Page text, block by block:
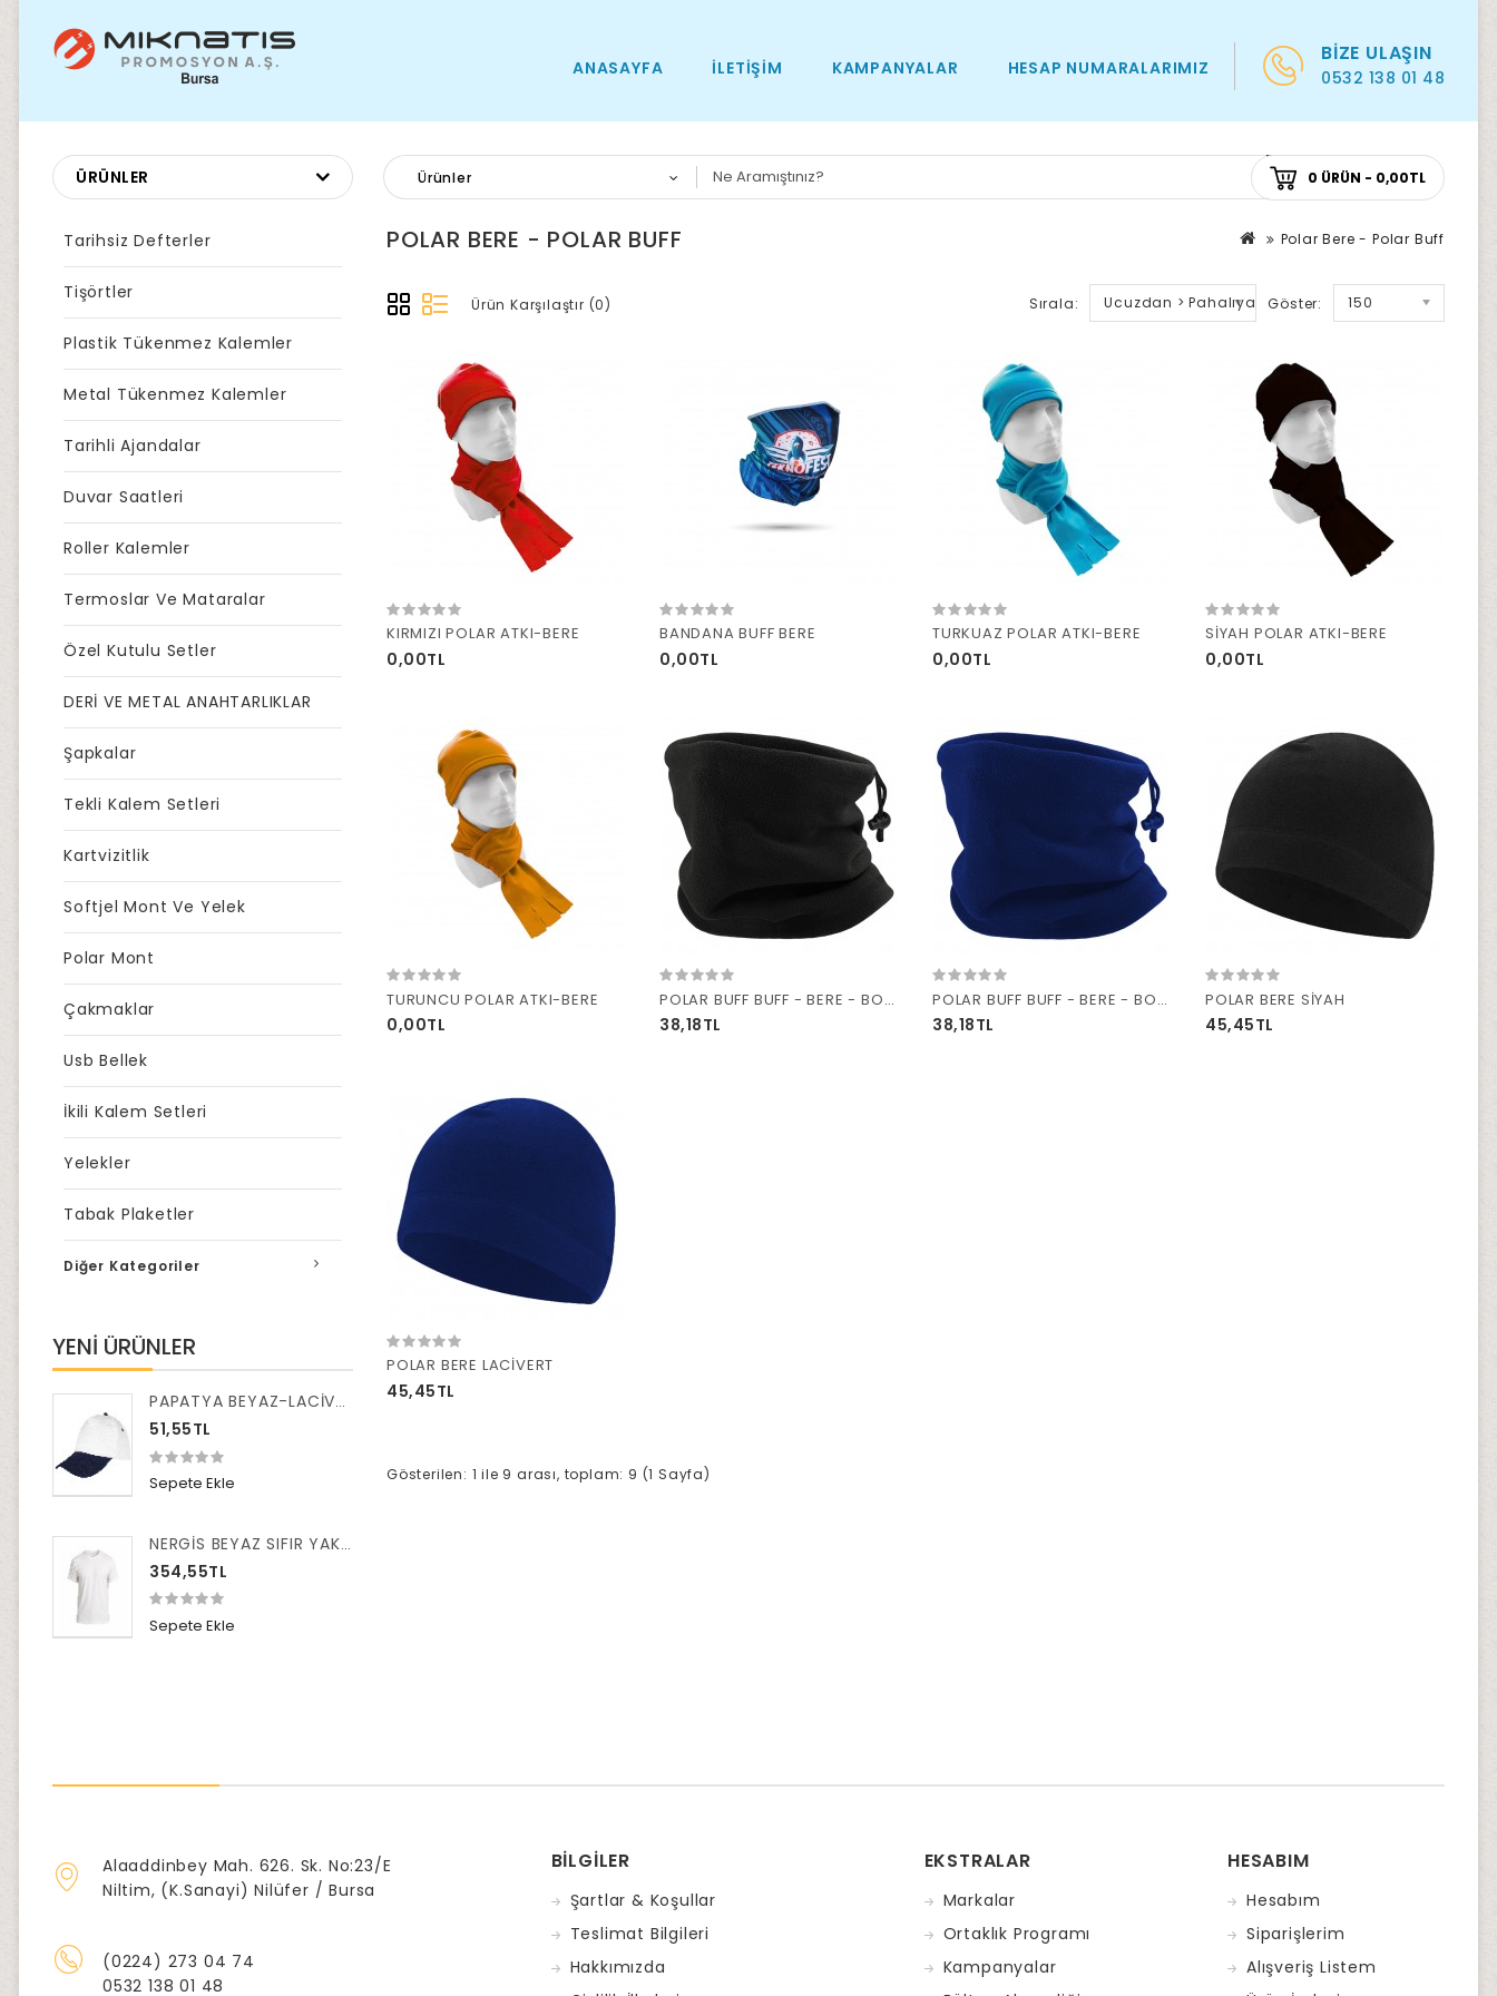
BIZE ULAŞIN
0532 138 01 48
ANASAYFA İLETIŞIM KAMPANYALAR HESAP NUMARALARIMIZ
ÜRÜNLER Ürünler 0 ÜRÜN - 0,00TL
Tarihsiz Defterler
Tişörtler
Plastik Tükenmez Kalemler
Metal Tükenmez Kalemler
Tarihli Ajandalar
Duvar Saatleri
Roller Kalemler
Termoslar Ve Mataralar
Özel Kutulu Setler
DERİ VE METAL ANAHTARLIKLAR
Şapkalar
Tekli Kalem Setleri
Kartvizitlik
Softjel Mont Ve Yelek
Polar Mont
Çakmaklar
Usb Bellek
İkili Kalem Setleri
Yelekler
Tabak Plaketler
Diğer Kategoriler
YENI ÜRÜNLER
PAPATYA BEYAZ-LACİVERT POLYESTER ŞAPKA
51,55TL
Sepete Ekle
NERGİS BEYAZ SIFIR YAKA TİŞÖRT XXL
354,55TL
Sepete Ekle
Polar Bere - Polar Buff
POLAR BERE - POLAR BUFF
Ürün Karşılaştır (0) Sırala: Ucuzdan > Pahalıya Göster: 150
KIRMIZI POLAR ATKI-BERE
0,00TL
BANDANA BUFF BERE
0,00TL
TURKUAZ POLAR ATKI-BERE
0,00TL
SİYAH POLAR ATKI-BERE
0,00TL
TURUNCU POLAR ATKI-BERE
0,00TL
POLAR BUFF BUFF - BERE - BOYUNLUK SİYAH
38,18TL
POLAR BUFF BUFF - BERE - BOYUNLUK LACİVERT
38,18TL
POLAR BERE SİYAH
45,45TL
POLAR BERE LACİVERT
45,45TL
Gösterilen: 1 ile 9 arası, toplam: 9 (1 Sayfa)
Alaaddinbey Mah. 626. Sk. No:23/E
Niltim, (K.Sanayi) Nilüfer / Bursa
(0224) 273 04 74
0532 138 01 48
BILGILER
Şartlar & Koşullar
Teslimat Bilgileri
Hakkımızda
EKSTRALAR
Markalar
Ortaklık Programı
Kampanyalar
HESABIM
Hesabım
Siparişlerim
Alışveriş Listem